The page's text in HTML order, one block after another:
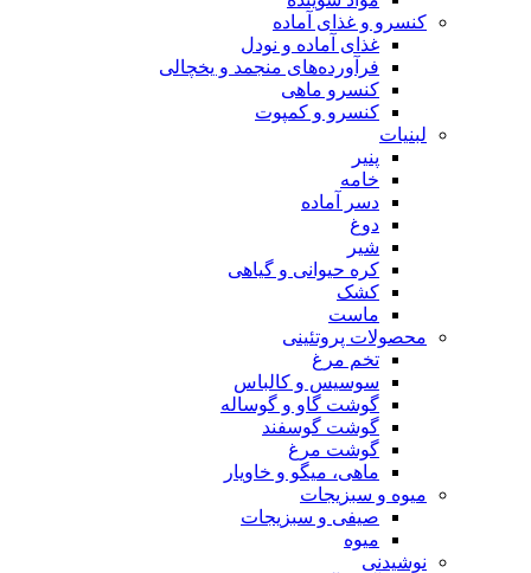
کنسرو و غذای آماده
غذای آماده و نودل
فرآورده‌های منجمد و یخچالی
کنسرو ماهی
کنسرو و کمپوت
لبنیات
پنیر
خامه
دسر آماده
دوغ
شیر
کره حیوانی و گیاهی
کشک
ماست
محصولات پروتئینی
تخم مرغ
سوسیس و کالباس
گوشت گاو و گوساله
گوشت گوسفند
گوشت مرغ
ماهی، میگو و خاویار
میوه و سبزیجات
صیفی و سبزیجات
میوه
نوشیدنی